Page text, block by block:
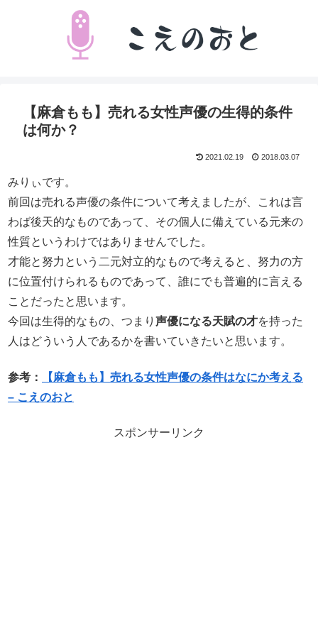
【麻倉もも】売れる女性声優の生得的条件
は何か？
2021.02.19 2018.03.07
みりぃです。
前回は売れる声優の条件について考えましたが、これは言
わば後天的なものであって、その個人に備えている元来の
性質というわけではありませんでした。
才能と努力という二元対立的なもので考えると、努力の方
に位置付けられるものであって、誰にでも普遍的に言える
ことだったと思います。
今回は生得的なもの、つまり 声優になる天賦の才を持った
人はどういう人であるかを書いていきたいと思います。
参考：
【麻倉もも】売れる女性声優の条件はなにか考える
– こえのおと
スポンサーリンク